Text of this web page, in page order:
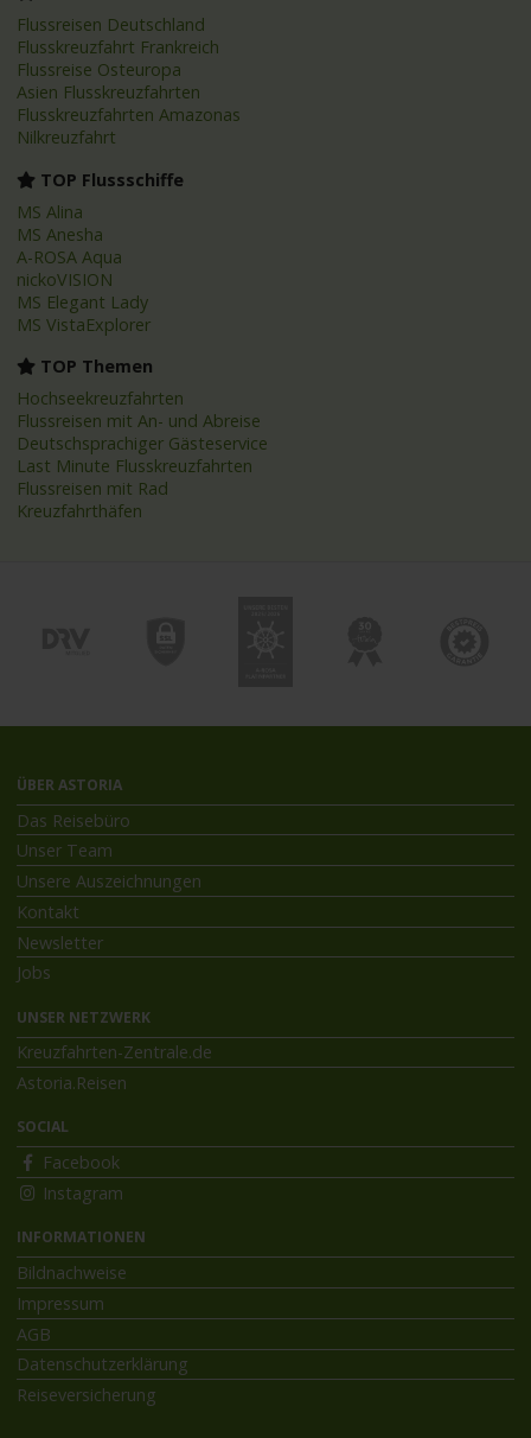
Flussreisen Deutschland
Flusskreuzfahrt Frankreich
Flussreise Osteuropa
Asien Flusskreuzfahrten
Flusskreuzfahrten Amazonas
Nilkreuzfahrt
TOP Flussschiffe
MS Alina
MS Anesha
A-ROSA Aqua
nickoVISION
MS Elegant Lady
MS VistaExplorer
TOP Themen
Hochseekreuzfahrten
Flussreisen mit An- und Abreise
Deutschsprachiger Gästeservice
Last Minute Flusskreuzfahrten
Flussreisen mit Rad
Kreuzfahrthäfen
ÜBER ASTORIA
Das Reisebüro
Unser Team
Unsere Auszeichnungen
Kontakt
Newsletter
Jobs
UNSER NETZWERK
Kreuzfahrten-Zentrale.de
Astoria.Reisen
SOCIAL
Facebook
Instagram
INFORMATIONEN
Bildnachweise
Impressum
AGB
Datenschutzerklärung
Reiseversicherung